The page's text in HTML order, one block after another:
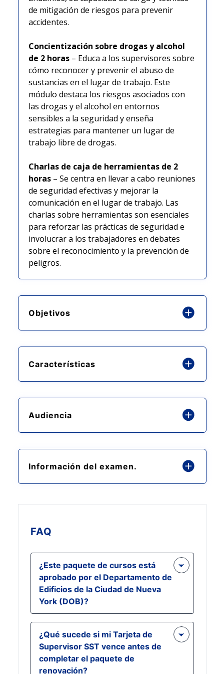
de mitigación de riesgos para prevenir
accidentes.
Concientización sobre drogas y alcohol
de 2 horas– Educa a los supervisores sobre
cómo reconocer y prevenir el abuso de
sustancias en el lugar de trabajo. Este
módulo destaca los riesgos asociados con
las drogas y el alcohol en entornos
sensibles a la seguridad y enseña
estrategias para mantener un lugar de
trabajo libre de drogas.
Charlas de caja de herramientas de 2
horas– Se centra en llevar a cabo reuniones
de seguridad efectivas y mejorar la
comunicación en el lugar de trabajo. Las
charlas sobre herramientas son esenciales
para reforzar las prácticas de seguridad e
involucrar a los trabajadores en debates
sobre el reconocimiento y la prevención de
peligros.
Objetivos
Características
Audiencia
Información del examen.
FAQ
¿Este paquete de cursos está
aprobado por el Departamento de
Edificios de la Ciudad de Nueva
York (DOB)?
¡Sí! Los cursos incluidos en este
paquete cumplen con los requisitos
de capacitación del NYC DOB. Esto
garantiza que usted seguirá
cumpliendo con las leyes locales y
¿Qué sucede si mi Tarjeta de
Supervisor SST vence antes de
completar el paquete de
renovación?